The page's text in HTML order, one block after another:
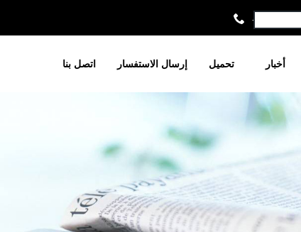
+86-021-
أخبار تحميل إرسال الاستفسار اتصل بنا